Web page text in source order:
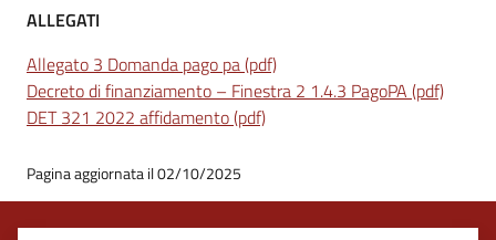
ALLEGATI
Allegato 3 Domanda pago pa (pdf)
Decreto di finanziamento – Finestra 2 1.4.3 PagoPA (pdf)
DET 321 2022 affidamento (pdf)
Pagina aggiornata il 02/10/2025